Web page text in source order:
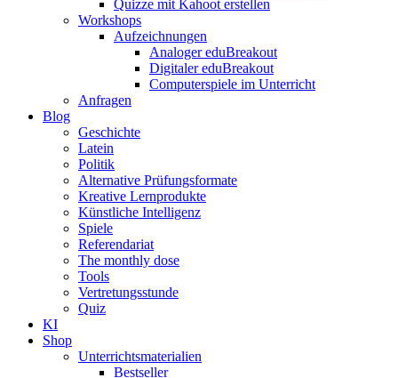
Quizze mit Kahoot erstellen
Workshops
Aufzeichnungen
Analoger eduBreakout
Digitaler eduBreakout
Computerspiele im Unterricht
Anfragen
Blog
Geschichte
Latein
Politik
Alternative Prüfungsformate
Kreative Lernprodukte
Künstliche Intelligenz
Spiele
Referendariat
The monthly dose
Tools
Vertretungsstunde
Quiz
KI
Shop
Unterrichtsmaterialien
Bestseller